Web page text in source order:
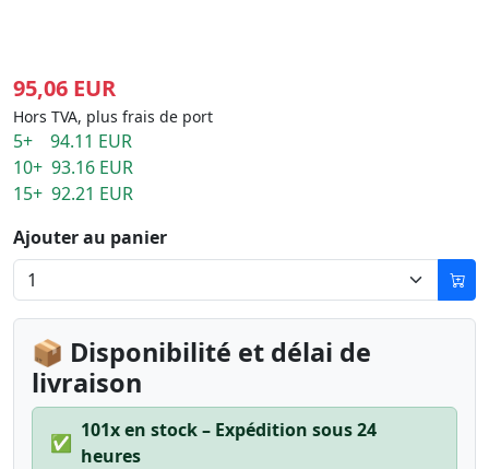
95,06 EUR
Hors TVA, plus frais de port
5+ 94.11 EUR
10+ 93.16 EUR
15+ 92.21 EUR
Ajouter au panier
📦 Disponibilité et délai de
livraison
✅
101x en stock – Expédition sous 24
heures